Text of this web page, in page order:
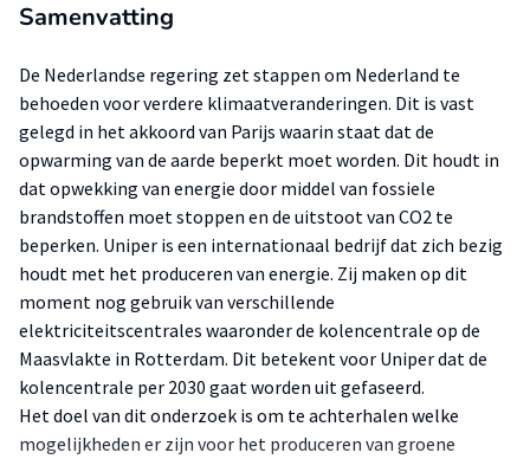
Samenvatting
De Nederlandse regering zet stappen om Nederland te
behoeden voor verdere klimaatveranderingen. Dit is vast
gelegd in het akkoord van Parijs waarin staat dat de
opwarming van de aarde beperkt moet worden. Dit houdt in
dat opwekking van energie door middel van fossiele
brandstoffen moet stoppen en de uitstoot van CO2 te
beperken. Uniper is een internationaal bedrijf dat zich bezig
houdt met het produceren van energie. Zij maken op dit
moment nog gebruik van verschillende
elektriciteitscentrales waaronder de kolencentrale op de
Maasvlakte in Rotterdam. Dit betekent voor Uniper dat de
kolencentrale per 2030 gaat worden uit gefaseerd.
Het doel van dit onderzoek is om te achterhalen welke
mogelijkheden er zijn voor het produceren van groene